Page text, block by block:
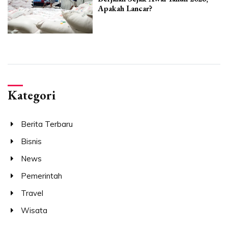
Apakah Lancar?
Kategori
Berita Terbaru
Bisnis
News
Pemerintah
Travel
Wisata